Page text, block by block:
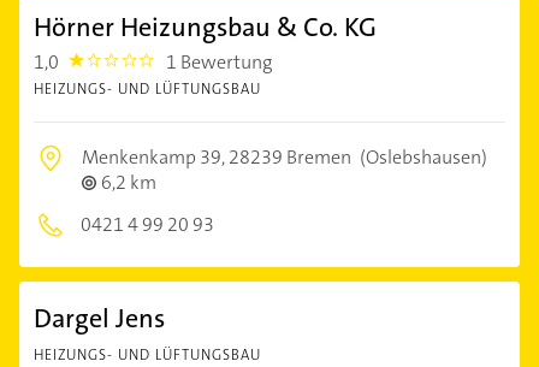
Hörner Heizungsbau & Co. KG
1,0 1.0 1 Bewertung
HEIZUNGS- UND LÜFTUNGSBAU
Menkenkamp 39,28239 Bremen (Oslebshausen)
6,2 km
0421 4 99 20 93
Dargel Jens
HEIZUNGS- UND LÜFTUNGSBAU